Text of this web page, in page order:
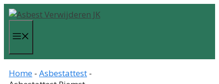
Spring
naar
de
inhoud
Home - Asbestattest -